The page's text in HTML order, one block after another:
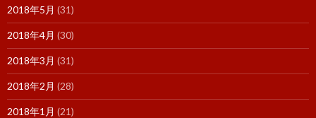
2018年5月 (31)
2018年4月 (30)
2018年3月 (31)
2018年2月 (28)
2018年1月 (21)